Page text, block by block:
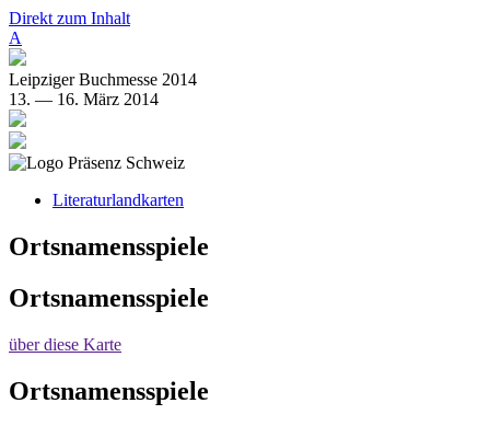
Direkt zum Inhalt
A
Leipziger Buchmesse 2014
13. — 16. März 2014
Literaturlandkarten
Ortsnamensspiele
Ortsnamensspiele
über diese Karte
Ortsnamensspiele